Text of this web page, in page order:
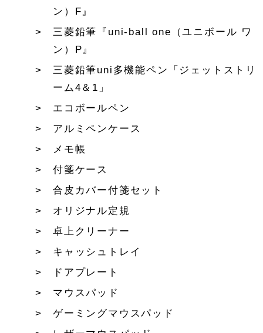
ン）F』
三菱鉛筆『uni-ball one（ユニボール ワ
ン）P』
三菱鉛筆uni多機能ペン「ジェットストリ
ーム4＆1」
エコボールペン
アルミペンケース
メモ帳
付箋ケース
合皮カバー付箋セット
オリジナル定規
卓上クリーナー
キャッシュトレイ
ドアプレート
マウスパッド
ゲーミングマウスパッド